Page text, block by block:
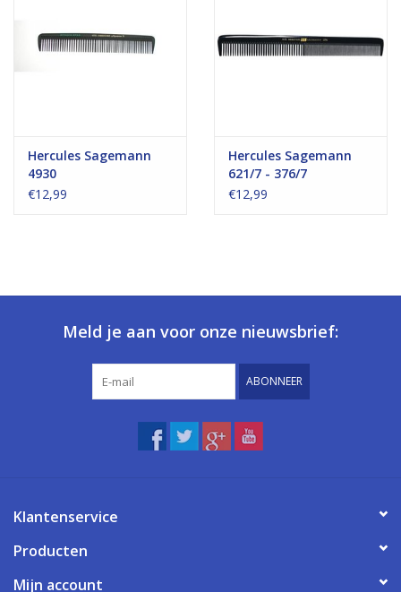
Hercules Sagemann
4930
€12,99
Hercules Sagemann
621/7 - 376/7
€12,99
Meld je aan voor onze nieuwsbrief:
ABONNEER
Klantenservice
Producten
Mijn account